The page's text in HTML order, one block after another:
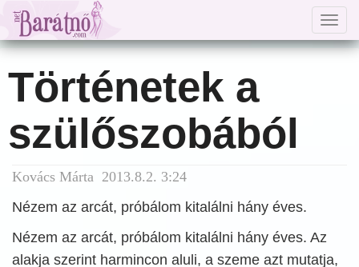
Történetek a
szülőszobából
Kovács Márta 2013.8.2. 3:24
Nézem az arcát, próbálom kitalálni hány éves.
Nézem az arcát, próbálom kitalálni hány éves. Az
alakja szerint harmincon aluli, a szeme azt mutatja,